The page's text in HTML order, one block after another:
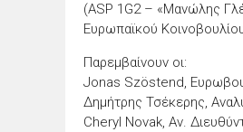
(ASP 1G2 – «Μανώλης
Ευρωπαϊκού
Παρεμβαίνουν οι:
Jonas Szöstend,
Δημήτρης Τσέκερης,
Cheryl Novak, Αν.